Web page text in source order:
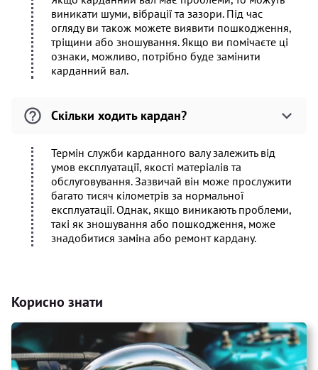
виникати шуми, вібрації та зазори. Під час
огляду ви також можете виявити пошкодження,
тріщини або зношування. Якщо ви помічаєте ці
ознаки, можливо, потрібно буде замінити
карданний вал.
Скільки ходить кардан?
Термін служби карданного валу залежить від
умов експлуатації, якості матеріалів та
обслуговування. Зазвичай він може прослужити
багато тисяч кілометрів за нормальної
експлуатації. Однак, якщо виникають проблеми,
такі як зношування або пошкодження, може
знадобитися заміна або ремонт кардану.
Корисно знати